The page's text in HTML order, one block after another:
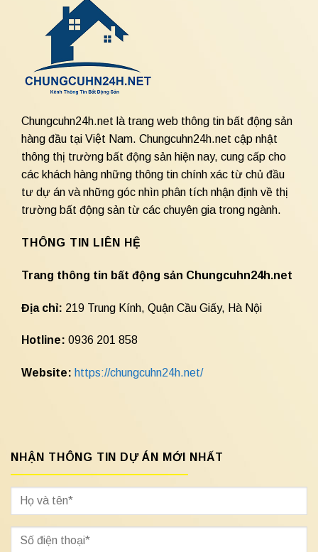
Chungcuhn24h.net là trang web thông tin bất động sản
hàng đầu tại Việt Nam. Chungcuhn24h.net cập nhật
thông thị trường bất động sản hiện nay, cung cấp cho
các khách hàng những thông tin chính xác từ chủ đầu
tư dự án và những góc nhìn phân tích nhận định về thị
trường bất động sản từ các chuyên gia trong ngành.
THÔNG TIN LIÊN HỆ
Trang thông tin bất động sản Chungcuhn24h.net
Địa chỉ: 219 Trung Kính, Quận Cầu Giấy, Hà Nội
Hotline: 0936 201 858
Website: https://chungcuhn24h.net/
NHẬN THÔNG TIN DỰ ÁN MỚI NHẤT